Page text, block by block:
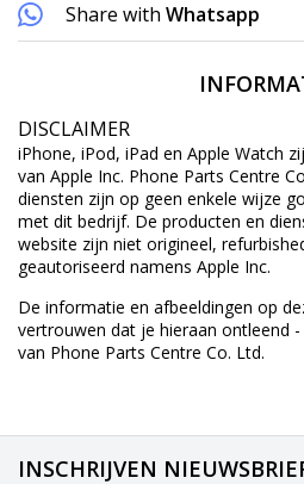
Share with Whatsapp
DISCLAIMER
iPhone, iPod, iPad en Apple Watch
van Apple Inc. Phone Parts Centre
diensten zijn op geen enkele wijze
met dit bedrijf. De producten en
website zijn niet origineel,
geautoriseerd namens Apple Inc.
De informatie en afbeeldingen op
vertrouwen dat je hieraan ontleend
van Phone Parts Centre Co. Ltd.
INSCHRIJVEN